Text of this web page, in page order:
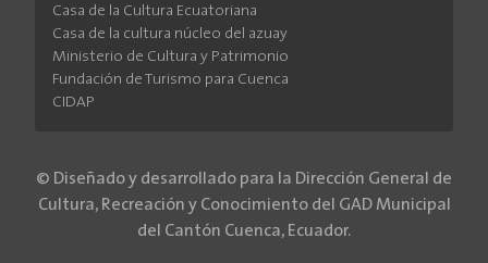
Casa de la Cultura Ecuatoriana
Casa de la cultura núcleo del azuay
Ministerio de Cultura y Patrimonio
Fundación de Turismo para Cuenca
CIDAP
© Diseñado y desarrollado para la Dirección General de
Cultura, Recreación y Conocimiento del GAD Municipal
del Cantón Cuenca, Ecuador.